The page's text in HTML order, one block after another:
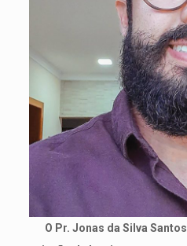
O Pr. Jonas da Silva